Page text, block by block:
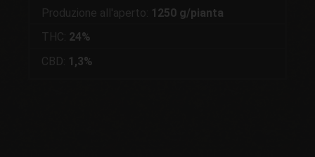
Produzione all'aperto: 1250 g/pianta
THC: 24%
CBD: 1,3%